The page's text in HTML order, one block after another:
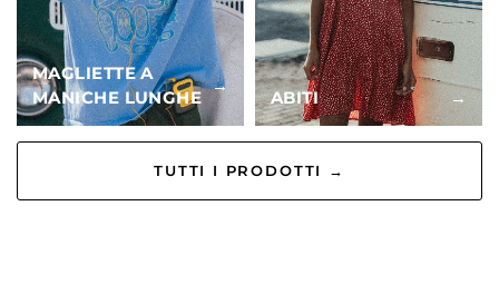
MAGLIETTE A
MANICHE LUNGHE
→
ABITI →
TUTTI I PRODOTTI →